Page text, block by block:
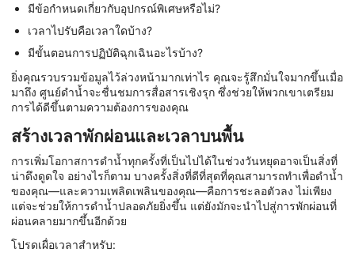
มีข้อกำหนดเกี่ยวกับอุปกรณ์พิเศษหรือไม่?
เวลาไปรับคือเวลาใดบ้าง?
มีขั้นตอนการปฏิบัติฉุกเฉินอะไรบ้าง?
ยิ่งคุณรวบรวมข้อมูลไว้ล่วงหน้ามากเท่าไร คุณจะรู้สึกมั่นใจมากขึ้นเมื่อ
มาถึง ศูนย์ดำน้ำจะชื่นชมการสื่อสารเชิงรุก ซึ่งช่วยให้พวกเขาเตรียม
การได้ดีขึ้นตามความต้องการของคุณ
สร้างเวลาพักผ่อนและเวลาบนพื้น
การเพิ่มโอกาสการดำน้ำทุกครั้งที่เป็นไปได้ในช่วงวันหยุดอาจเป็นสิ่งที่
น่าดึงดูดใจ อย่างไรก็ตาม บางครั้งสิ่งที่ดีที่สุดที่คุณสามารถทำเพื่อดำน้ำ
ของคุณ—และความเพลิดเพลินของคุณ—คือการชะลอตัวลง ไม่เพียง
แต่จะช่วยให้การดำน้ำปลอดภัยยิ่งขึ้น แต่ยังมักจะนำไปสู่การพักผ่อนที่
ผ่อนคลายมากขึ้นอีกด้วย
โปรดเผื่อเวลาสำหรับ: